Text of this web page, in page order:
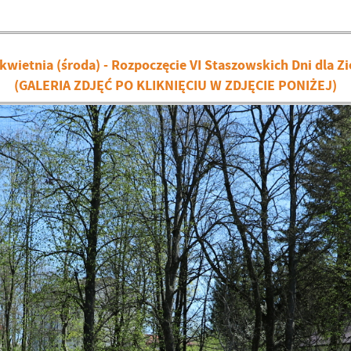
(środa) - Rozpoczęcie VI Staszowskich Dni dla
(GALERIA ZDJĘĆ PO KLIKNIĘCIU W ZDJĘCIE PONIŻEJ)